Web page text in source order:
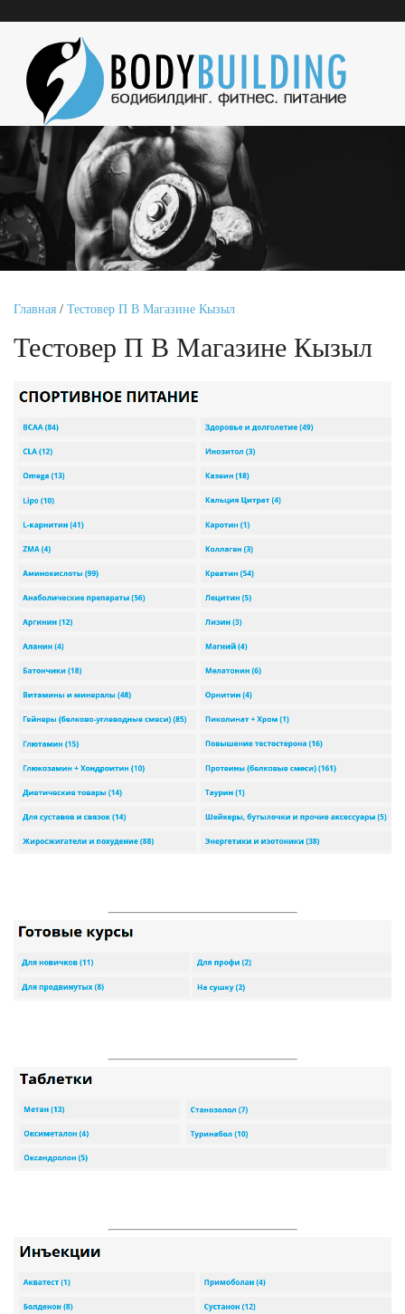
Главная / Тестовер П В Магазине Кызыл
Тестовер П В Магазине Кызыл